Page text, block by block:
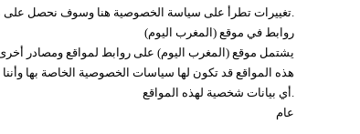
تغييرات تطرأ على سياسة الخصوصية هنا وسوف نحصل على موافقتك على هذه التغييرات في حالة طلب ذلك وفقاً للقانون المعمول به.
روابط في موقع (المغرب اليوم)
هذه المواقع قد تكون لها سياسات الخصوصية الخاصة بها
أي بيانات شخصية لهذه المواقع.
عام